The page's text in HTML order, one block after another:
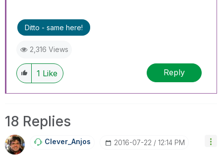
Ditto - same here!
2,316 Views
1 Like Reply
18 Replies
Clever_Anjos ‎2016-07-22 12:14 PM